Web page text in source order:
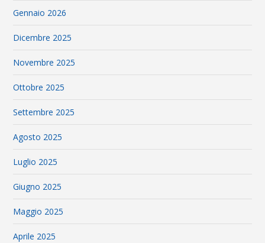
Gennaio 2026
Dicembre 2025
Novembre 2025
Ottobre 2025
Settembre 2025
Agosto 2025
Luglio 2025
Giugno 2025
Maggio 2025
Aprile 2025